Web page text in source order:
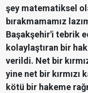
şey matematiksel
bırakmamamız
Başakşehir'i tebrik
kolaylaştıran bir
verildi. Net bir
yine net bir kırmızı
kötü bir hakeme